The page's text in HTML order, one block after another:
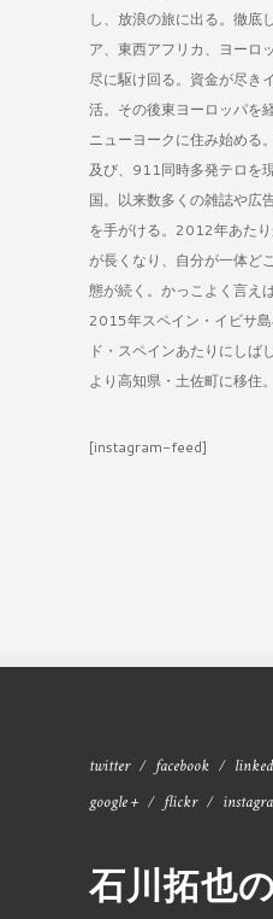
し、放浪の旅に出る。徹底
ア、東西アフリカ、ヨーロ
尽に駆け回る。資金が尽き
活。その後東ヨーロッパを
ニューヨークに住み始める
及び、911同時多発テロを
国。以来数多くの雑誌や広
を手がける。2012年あた
が長くなり、自分が一体ど
態が続く。かっこよく言え
2015年スペイン・イビサ
ド・スペインあたりにし
より高知県・土佐町に移住。
[instagram-feed]
twitter facebook
google +
flickr
石川拓也